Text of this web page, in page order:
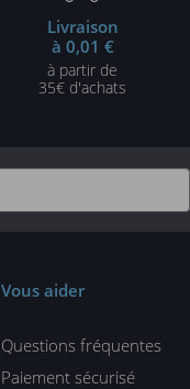
Livraison
à 0,01 €
à partir de
35€ d'achats
Vous aider
Questions fréquentes
Paiement sécurisé